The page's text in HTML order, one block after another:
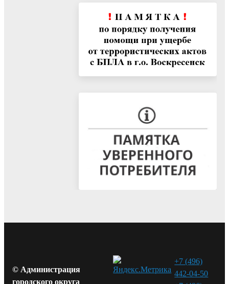
© Администрация
городского округа
+7 (496)
442-04-50